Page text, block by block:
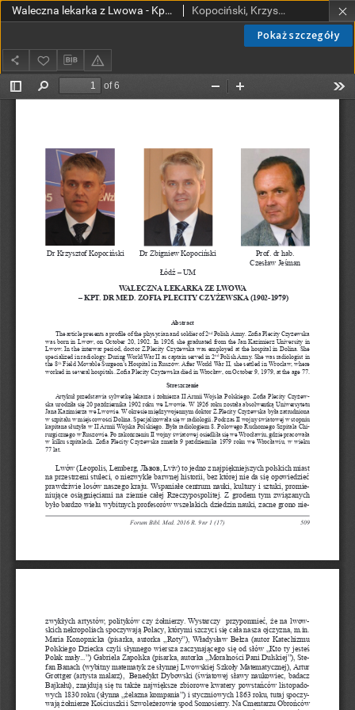
Pokaż szczegóły
Waleczna lekarka z Lwowa - Kpt.Dr Med. Zofia Plecity Czyżewska (1902-1979) Kopociński, Krzysztof; Kopociński, Zbigniew, Jeśmian, Zbigniew